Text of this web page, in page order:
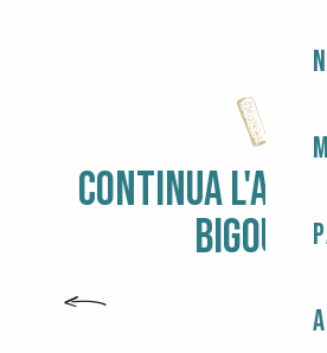
CONTINUA
AROMI